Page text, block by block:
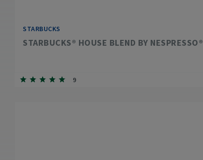
STARBUCKS
STARBUCKS® HOUSE BLEND BY NESPRESSO®
9